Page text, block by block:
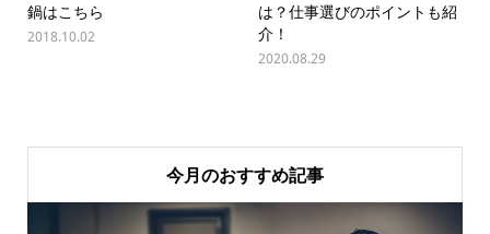
鍋はこちら
2018.10.02
は？仕事選びのポイントも紹
介！
2020.08.29
今月のおすすめ記事